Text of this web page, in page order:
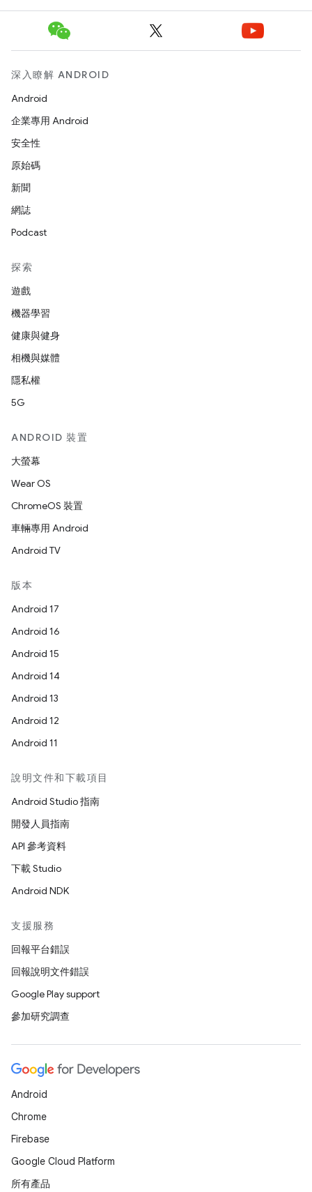
深入瞭解 ANDROID
Android
企業專用 Android
安全性
原始碼
新聞
網誌
Podcast
探索
遊戲
機器學習
健康與健身
相機與媒體
隱私權
5G
ANDROID 裝置
大螢幕
Wear OS
ChromeOS 裝置
車輛專用 Android
Android TV
版本
Android 17
Android 16
Android 15
Android 14
Android 13
Android 12
Android 11
說明文件和下載項目
Android Studio 指南
開發人員指南
API 參考資料
下載 Studio
Android NDK
支援服務
回報平台錯誤
回報說明文件錯誤
Google Play support
參加研究調查
Android
Chrome
Firebase
Google Cloud Platform
所有產品